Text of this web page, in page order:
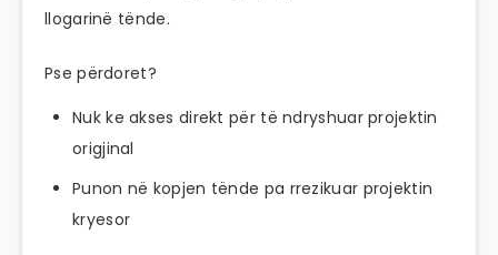
llogarinë tënde.
Pse përdoret?
Nuk ke akses direkt për të ndryshuar projektin
origjinal
Punon në kopjen tënde pa rrezikuar projektin
kryesor